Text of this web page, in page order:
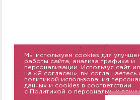
Мы используем cookies для
работы сайта, анализа трафика и
персонализации. Используя сайт
на «Я согласен», вы соглашаетесь
политикой использования
данных и cookies в соответствии
с Политикой о персональных